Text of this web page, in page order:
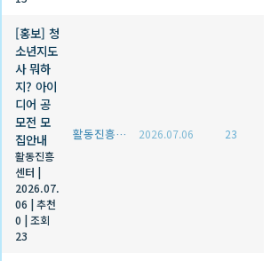
[홍보] 청
소년지도
사 뭐하
지? 아이
디어 공
모전 모
집안내
활동진흥
센터 |
2026.07.
06 |추천
0 |조회
23
활동진흥센터 2026.07.06 23